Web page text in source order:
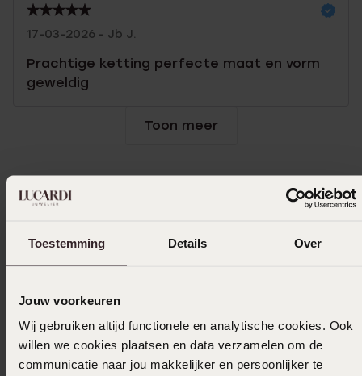
Toestemming Details Over
Jouw voorkeuren
Wij gebruiken altijd functionele en analytische cookies. Ook
willen we cookies plaatsen en data verzamelen om de
communicatie naar jou makkelijker en persoonlijker te
17-03-2026 - Jb J.
Prachtige ketting perfecte maat en vorm
geweldig
Toon meer
Ook leuk voor jou